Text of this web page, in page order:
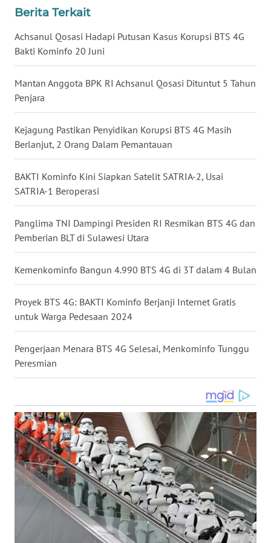
Berita Terkait
Achsanul Qosasi Hadapi Putusan Kasus Korupsi BTS 4G
Bakti Kominfo 20 Juni
Mantan Anggota BPK RI Achsanul Qosasi Dituntut 5 Tahun
Penjara
Kejagung Pastikan Penyidikan Korupsi BTS 4G Masih
Berlanjut, 2 Orang Dalam Pemantauan
BAKTI Kominfo Kini Siapkan Satelit SATRIA-2, Usai
SATRIA-1 Beroperasi
Panglima TNI Dampingi Presiden RI Resmikan BTS 4G dan
Pemberian BLT di Sulawesi Utara
Kemenkominfo Bangun 4.990 BTS 4G di 3T dalam 4 Bulan
Proyek BTS 4G: BAKTI Kominfo Berjanji Internet Gratis
untuk Warga Pedesaan 2024
Pengerjaan Menara BTS 4G Selesai, Menkominfo Tunggu
Peresmian
WN
WN
WN
LAMPUNG
WN
JATENG
WN
NUSANTARA
WN
JOGJA
WN
WN
BALI
WN
KALBAR
WN
KALTENG